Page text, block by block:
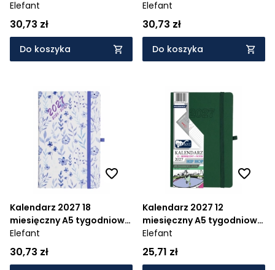
Hip Hop - czerwony
Elefant
30,73 zł
Do koszyka
Hip Hop - czarny
Elefant
30,73 zł
Do koszyka
Kalendarz 2027 18
miesięczny A5 tygodniowy
Hip Hop - chabry
Elefant
30,73 zł
Kalendarz 2027 12
miesięczny A5 tygodniowy
Hip Hop - zielony
Elefant
25,71 zł